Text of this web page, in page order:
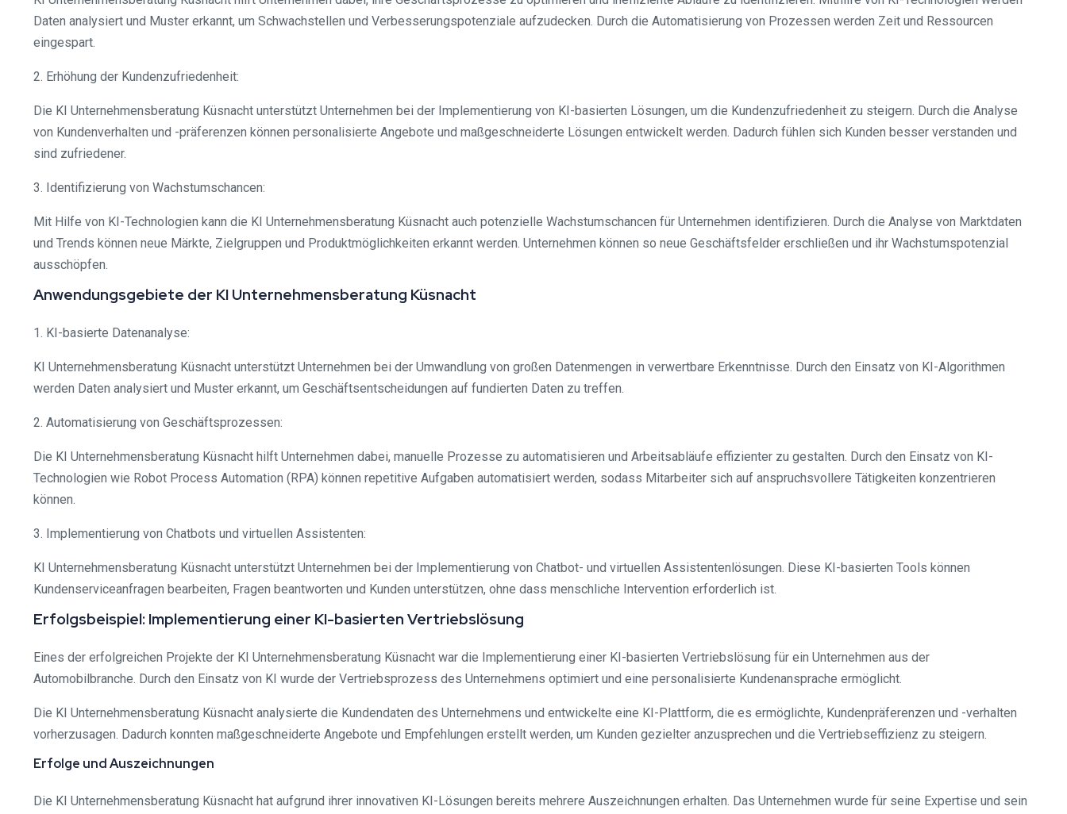
Daten analysiert und Muster erkannt, um Schwachstellen und Verbesserungspotenziale aufzudecken. Durch die Automatisierung von Prozessen werden Zeit und Ressourcen
eingespart.
2. Erhöhung der Kundenzufriedenheit:
Die KI Unternehmensberatung Küsnacht unterstützt Unternehmen bei der Implementierung von KI-basierten Lösungen, um die Kundenzufriedenheit zu steigern. Durch die Analyse
von Kundenverhalten und -präferenzen können personalisierte Angebote und maßgeschneiderte Lösungen entwickelt werden. Dadurch fühlen sich Kunden besser verstanden und
sind zufriedener.
3. Identifizierung von Wachstumschancen:
Mit Hilfe von KI-Technologien kann die KI Unternehmensberatung Küsnacht auch potenzielle Wachstumschancen für Unternehmen identifizieren. Durch die Analyse von Marktdaten
und Trends können neue Märkte, Zielgruppen und Produktmöglichkeiten erkannt werden. Unternehmen können so neue Geschäftsfelder erschließen und ihr Wachstumspotenzial
ausschöpfen.
Anwendungsgebiete der KI Unternehmensberatung Küsnacht
1. KI-basierte Datenanalyse:
KI Unternehmensberatung Küsnacht unterstützt Unternehmen bei der Umwandlung von großen Datenmengen in verwertbare Erkenntnisse. Durch den Einsatz von KI-Algorithmen
werden Daten analysiert und Muster erkannt, um Geschäftsentscheidungen auf fundierten Daten zu treffen.
2. Automatisierung von Geschäftsprozessen:
Die KI Unternehmensberatung Küsnacht hilft Unternehmen dabei, manuelle Prozesse zu automatisieren und Arbeitsabläufe effizienter zu gestalten. Durch den Einsatz von KI-
Technologien wie Robot Process Automation (RPA) können repetitive Aufgaben automatisiert werden, sodass Mitarbeiter sich auf anspruchsvollere Tätigkeiten konzentrieren
können.
3. Implementierung von Chatbots und virtuellen Assistenten:
KI Unternehmensberatung Küsnacht unterstützt Unternehmen bei der Implementierung von Chatbot- und virtuellen Assistentenlösungen. Diese KI-basierten Tools können
Kundenserviceanfragen bearbeiten, Fragen beantworten und Kunden unterstützen, ohne dass menschliche Intervention erforderlich ist.
Erfolgsbeispiel: Implementierung einer KI-basierten Vertriebslösung
Eines der erfolgreichen Projekte der KI Unternehmensberatung Küsnacht war die Implementierung einer KI-basierten Vertriebslösung für ein Unternehmen aus der
Automobilbranche. Durch den Einsatz von KI wurde der Vertriebsprozess des Unternehmens optimiert und eine personalisierte Kundenansprache ermöglicht.
Die KI Unternehmensberatung Küsnacht analysierte die Kundendaten des Unternehmens und entwickelte eine KI-Plattform, die es ermöglichte, Kundenpräferenzen und -verhalten
vorherzusagen. Dadurch konnten maßgeschneiderte Angebote und Empfehlungen erstellt werden, um Kunden gezielter anzusprechen und die Vertriebseffizienz zu steigern.
Erfolge und Auszeichnungen
Die KI Unternehmensberatung Küsnacht hat aufgrund ihrer innovativen KI-Lösungen bereits mehrere Auszeichnungen erhalten. Das Unternehmen wurde für seine Expertise und sein